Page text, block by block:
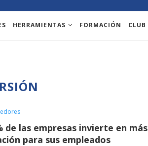
HERRAMIENTAS FORMACIÓN CLUB
de las empresas invierte en más
para sus empleados